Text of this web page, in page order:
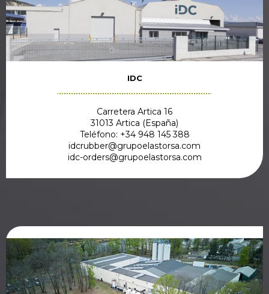
IDC
Carretera Artica 16
31013 Artica (España)
Teléfono: +34 948 145 388
idcrubber@grupoelastorsa.com
idc-orders@grupoelastorsa.com